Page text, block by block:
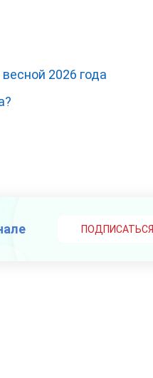
2026 года
ПОДПИСАТЬСЯ